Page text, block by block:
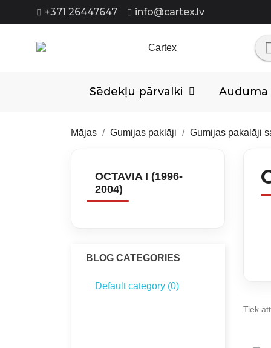
+371 26447647 info@cartex.lv
Sēdekļu pārvalki Auduma
Mājas Gumijas paklāji Gumijas pakalāji
OCTAVIA I (1996-
2004)
BLOG CATEGORIES
Default category (0)
Tiek